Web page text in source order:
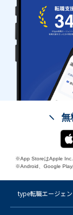
無
※App StoreはApple Inc.
※Android、Google Play
type転職エージェ